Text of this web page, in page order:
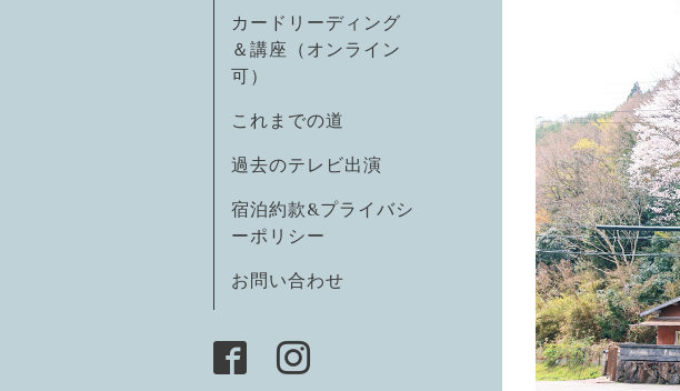
カードリーディング
＆講座（オンライン
可）
これまでの道
過去のテレビ出演
宿泊約款&プライバシ
ーポリシー
お問い合わせ